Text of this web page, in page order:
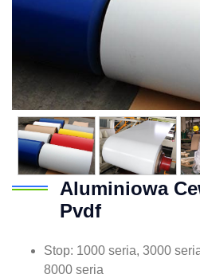
Aluminiowa
Pvdf
Stop: 1000 seria, 3000
8000 seria